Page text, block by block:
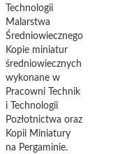
Technologii
Malarstwa
Średniowiecznego
Kopie miniatur
średniowiecznych
wykonane w
Pracowni Technik
i Technologii
Pozłotnictwa oraz
Kopii Miniatury
na Pergaminie.